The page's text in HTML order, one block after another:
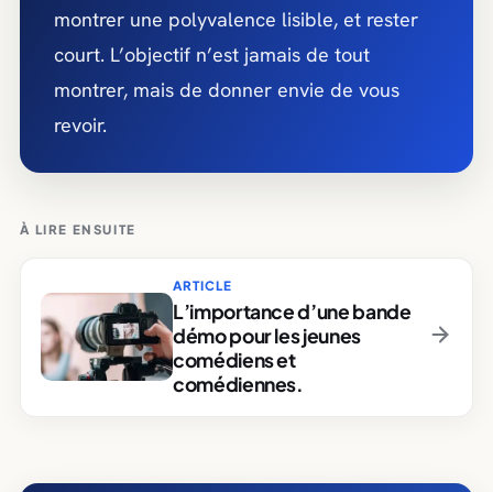
montrer une polyvalence lisible, et rester
court. L’objectif n’est jamais de tout
montrer, mais de donner envie de vous
revoir.
À LIRE ENSUITE
ARTICLE
L’importance d’une bande
démo pour les jeunes
comédiens et
comédiennes.